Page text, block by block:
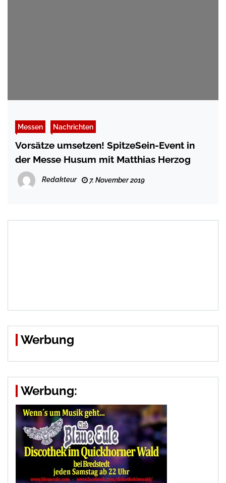
Messen Nachrichten
Vorsätze umsetzen! SpitzeSein-Event in
der Messe Husum mit Matthias Herzog
Redakteur 7. November 2019
Werbung
Werbung: